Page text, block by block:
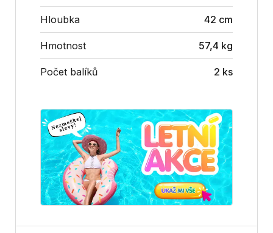
Hloubka 42 cm
Hmotnost 57,4 kg
Počet balíků 2 ks